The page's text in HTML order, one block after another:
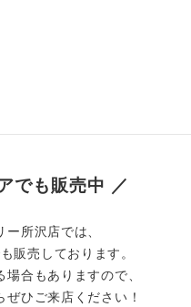
でも販売中 ／
ー所沢店では、
販売しております。
合もありますので、
ひご来店ください！